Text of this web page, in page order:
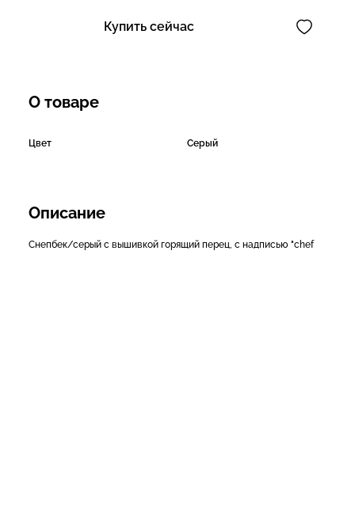
Купить сейчас
О товаре
Цвет Серый
Описание
Снепбек/серый с вышивкой горящий перец, с надписью "chef